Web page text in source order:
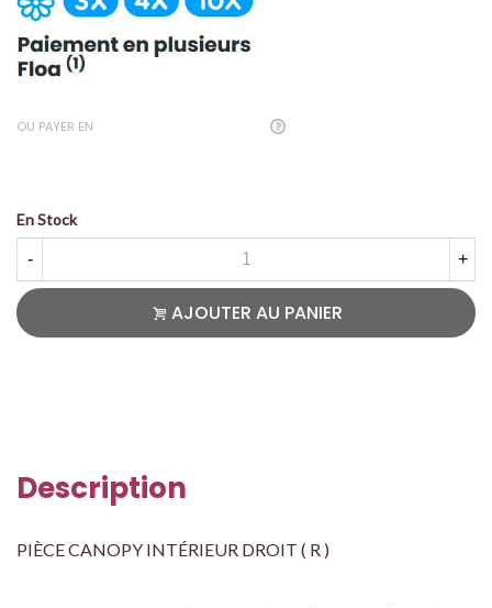
OU PAYER EN
En Stock
- +
AJOUTER AU PANIER
Description
PIÈCE CANOPY INTÉRIEUR DROIT ( R )